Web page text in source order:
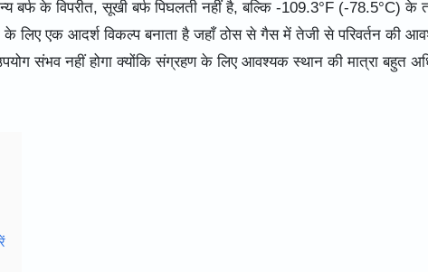
बर्फ के विपरीत, सूखी बर्फ पिघलती नहीं है, बल्कि -109.3°F (-78.5°C) के
के लिए एक आदर्श विकल्प बनाता है जहाँ ठोस से गैस में तेजी से परिवर्तन की
संभव नहीं होगा क्योंकि संग्रहण के लिए आवश्यक स्थान की मात्रा बहुत